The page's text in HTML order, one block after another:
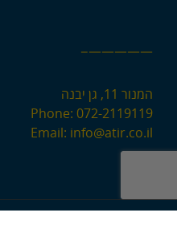
—————–
המנור 11, גן יבנה
Phone: 072-2119119
Email: info@atir.co.il